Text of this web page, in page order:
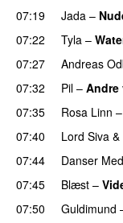
07:19
Jada –
07:22 Tyla –
07:27 Andreas
07:32
Pil – Andre
07:35
Rosa Linn –
07:40
Lord Siva &
07:44
Danser
07:45 Blæst –
07:50
Guldimund